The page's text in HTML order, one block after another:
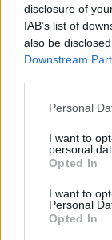
disclosure of
IAB’s list of
also be
Downstream
Personal
I want to
personal
Opted In
I want to
Personal
Opted In
9
8